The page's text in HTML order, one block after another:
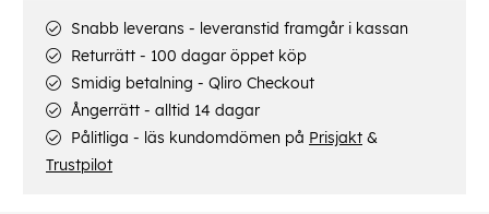
Snabb leverans - leveranstid framgår i kassan
Returrätt - 100 dagar öppet köp
Smidig betalning - Qliro Checkout
Ångerrätt - alltid 14 dagar
Pålitliga - läs kundomdömen på Prisjakt &
Trustpilot